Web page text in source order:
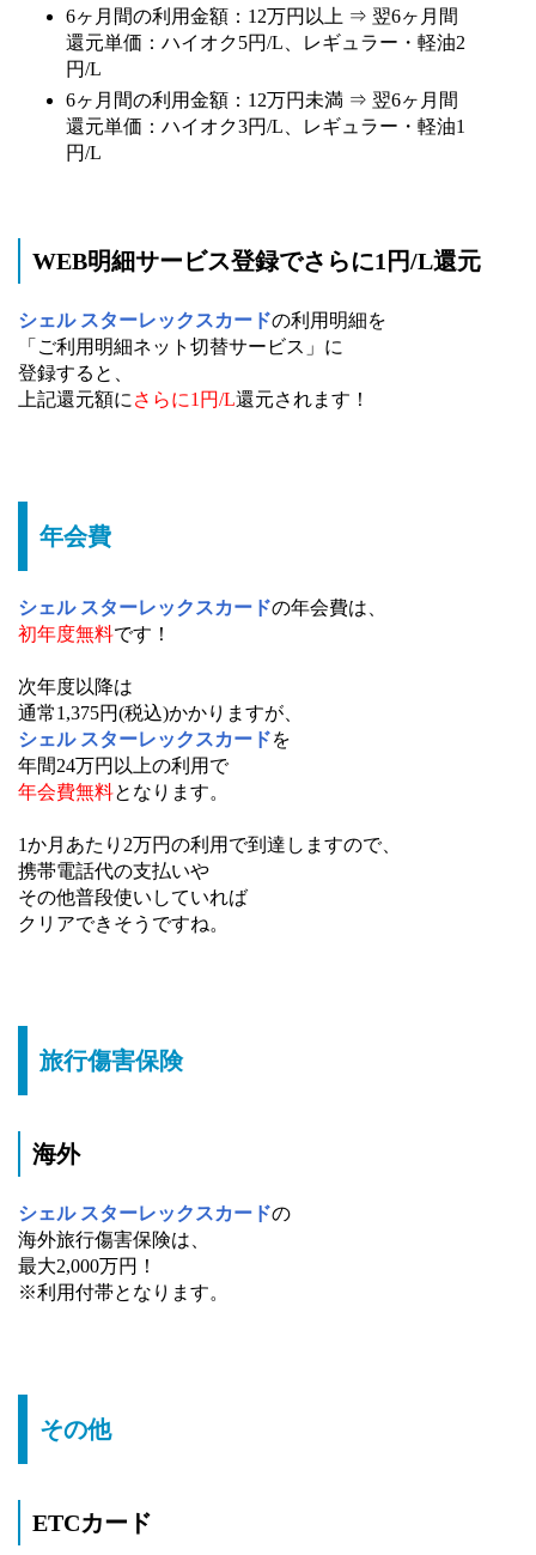
6ヶ月間の利用金額：12万円以上 ⇒ 翌6ヶ月間
還元単価：ハイオク5円/L、レギュラー・軽油2
円/L
6ヶ月間の利用金額：12万円未満 ⇒ 翌6ヶ月間
還元単価：ハイオク3円/L、レギュラー・軽油1
円/L
WEB明細サービス登録でさらに1円/L還元
シェル スターレックスカードの利用明細を
「ご利用明細ネット切替サービス」に
登録すると、
上記還元額に さらに1円/L還元されます！
年会費
シェル スターレックスカードの年会費は、
初年度無料です！
次年度以降は
通常1,375円(税込)かかりますが、
シェル スターレックスカードを
年間24万円以上の利用で
年会費無料となります。
1か月あたり2万円の利用で到達しますので、
携帯電話代の支払いや
その他普段使いしていれば
クリアできそうですね。
旅行傷害保険
海外
シェル スターレックスカードの
海外旅行傷害保険は、
最大2,000万円！
※利用付帯となります。
その他
ETCカード